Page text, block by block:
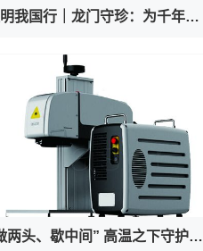
文明我国行｜龙门守珍：为千年石窟注入“数字生命力”
“做两头、歇中间” 高温之下守护者也在被守护